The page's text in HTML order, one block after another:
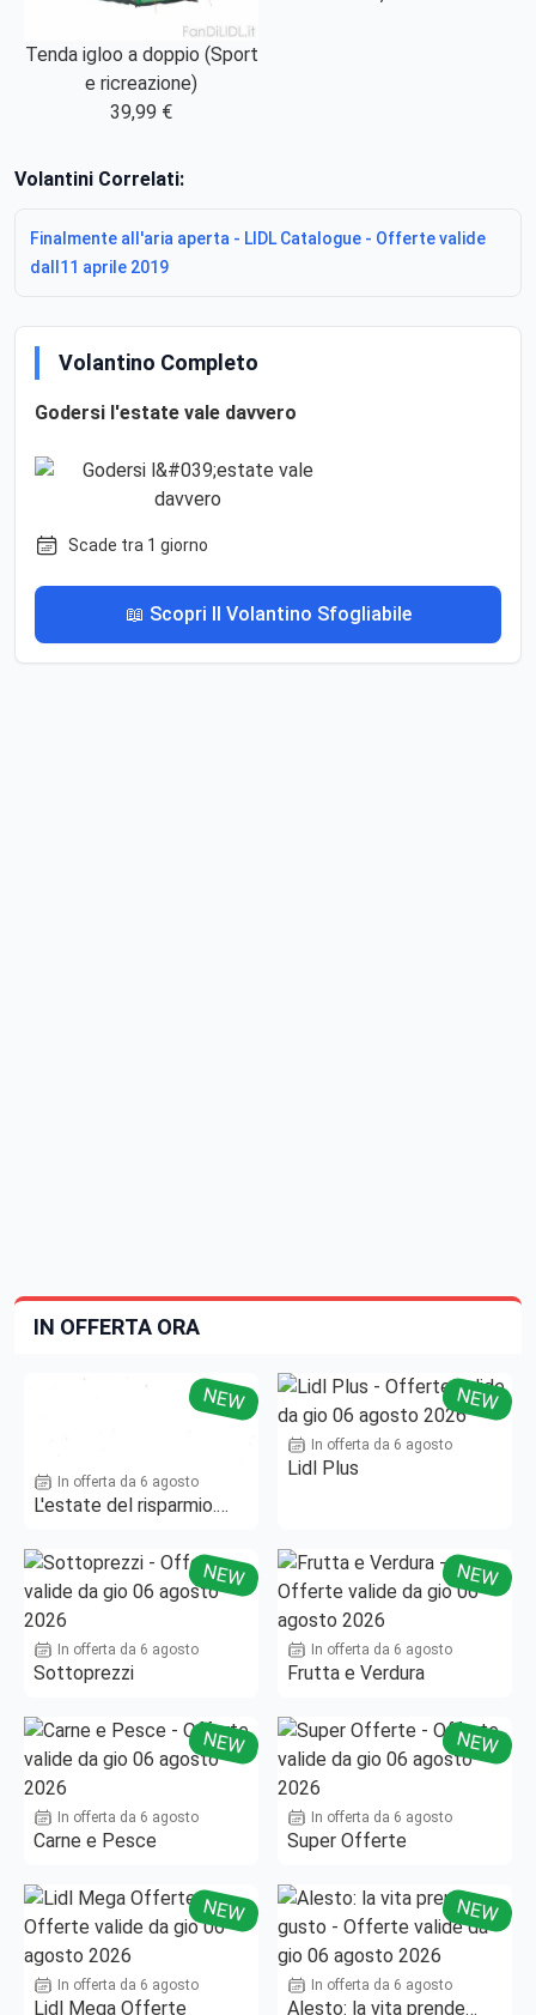
Tenda igloo a doppio (Sport
e ricreazione)
39,99 €
Volantini Correlati:
Finalmente all'aria aperta - LIDL Catalogue - Offerte valide
dall11 aprile 2019
Volantino Completo
Godersi l'estate vale davvero
Scade tra 1 giorno
📖 Scopri Il Volantino Sfogliabile
IN OFFERTA ORA
NEW
In offerta da 6 agosto
L'estate del risparmio.
NEW
In offerta da 6 agosto
Lidl Plus
NEW
In offerta da 6 agosto
Sottoprezzi
NEW
In offerta da 6 agosto
Frutta e Verdura
NEW
In offerta da 6 agosto
Carne e Pesce
NEW
In offerta da 6 agosto
Super Offerte
NEW
In offerta da 6 agosto
Lidl Mega Offerte
NEW
In offerta da 6 agosto
Alesto: la vita prende